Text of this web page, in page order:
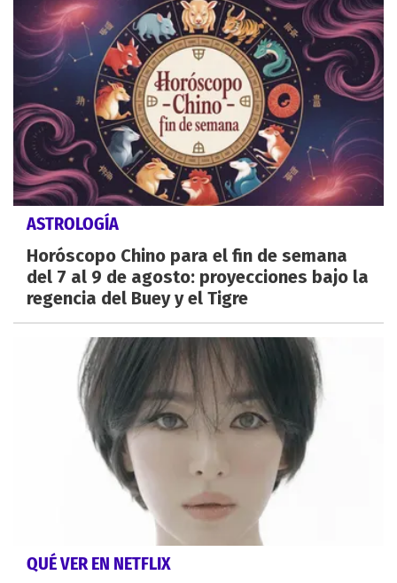
ASTROLOGÍA
Horóscopo Chino para el fin de semana
del 7 al 9 de agosto: proyecciones bajo la
regencia del Buey y el Tigre
QUÉ VER EN NETFLIX